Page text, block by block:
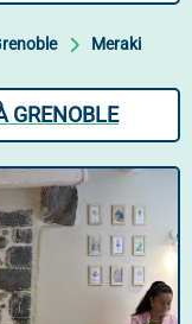
Meraki
GRENOBLE